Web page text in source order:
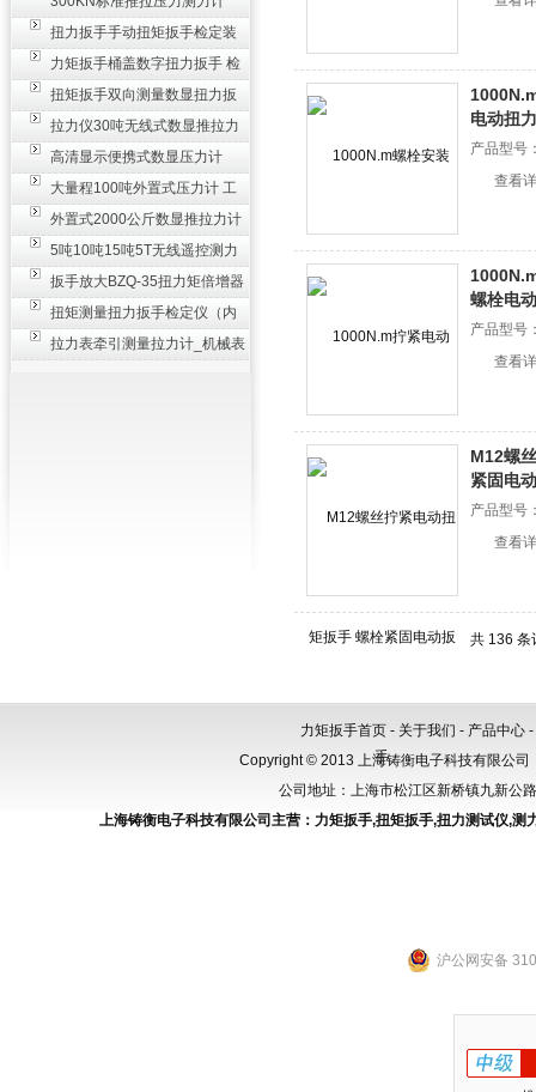
_0.3级数显压力仪
扭力扳手手动扭矩扳手检定装
置 50-100N扳手测量仪器
力矩扳手桶盖数字扭力扳手 检
测瓶盖拧紧扭矩工具
扭矩扳手双向测量数显扭力扳
手 2000N,m力矩扳手价格
拉力仪30吨无线式数显推拉力
计 数字显示测力计80T
高清显示便携式数显压力计
300N500n_手持电子测力计
大量程100吨外置式压力计 工
业用数显测力计价格
外置式2000公斤数显推拉力计
_数字拉力压力测试仪
5吨10吨15吨5T无线遥控测力
计_带遥控电子拉力计数显式
扳手放大BZQ-35扭力矩倍增器
_3500牛米扭力倍力器仪
扭矩测量扭力扳手检定仪（内
置打印） 扭矩检验仪器
拉力表牵引测量拉力计_机械表
电动扭
产品型号
查看
螺栓电
产品型号
查看
M12螺
紧固电
产品型号
查看
共 136
力矩扳手首页 - 关于我们 - 产品中心 -
Copyright © 2013 上海铸衡电子科技有限公
公司地址：上海市松江区新桥镇九新
上海铸衡电子科技有限公司主营： 力矩扳手,扭矩扳手,扭力测试仪,测
沪公网安备